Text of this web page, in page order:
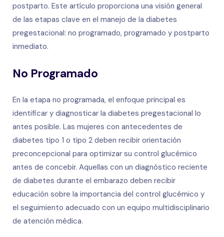
postparto. Este artículo proporciona una visión general
de las etapas clave en el manejo de la diabetes
pregestacional: no programado, programado y postparto
inmediato.
No Programado
En la etapa no programada, el enfoque principal es
identificar y diagnosticar la diabetes pregestacional lo
antes posible. Las mujeres con antecedentes de
diabetes tipo 1 o tipo 2 deben recibir orientación
preconcepcional para optimizar su control glucémico
antes de concebir. Aquellas con un diagnóstico reciente
de diabetes durante el embarazo deben recibir
educación sobre la importancia del control glucémico y
el seguimiento adecuado con un equipo multidisciplinario
de atención médica.